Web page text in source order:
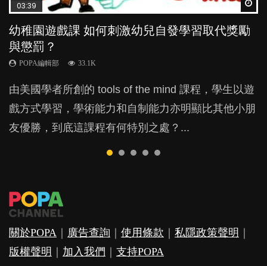
03:39
幼稚園遊戲課 如何刺激幼兒自發學習取代獎勵
與懲罰？
POPA編輯部 33.1K
由美國學者所創的 tools of the mind 課程，學生以遊
戲方式學習，學術能力和自制能力亦明顯比其他小朋
友優勝，到底這課程有何特別之處？...
04:59
幼兒playgroup真係玩耍中學習？研究指BB 15個
月大前上堂不見效果
POPA編輯部 47.1K
現今小朋友的起跑線，愈推愈前。雖然政府並無官方
的統計數字，但粗略估算，香港至少有六、七百家早
期教育中心，但孩子是否愈早上Playgroup愈好？...
04:06
全職好？在職好？｜全職媽媽與在職媽媽的壓
力與價值
POPA編輯部 25.8K
許多媽媽心底可能都有一刻掙扎過：究竟全職好，還
是在職好。雖說每個家庭都有自己的獨特狀況和考慮
因素，但原來全職和在職媽媽所養育的子女其實都各
03:02
老公患產後憂鬱症對BB的影響
POPA編輯部
鬱，影響日常生活，嚴重的甚至會有自殺，或傷害小
朋友的念頭。但為何爸爸患上產後抑鬱往往難以察
覺？...
04:18
凡事以BB為中心，就係好爸媽？｜別忽視父母
的身心虛耗
POPA編輯部 31.5K
父母日夜無間、身心俱疲地照顧BB，如何做到正向
教養？部份父母更會為了小朋友放棄自己的嗜好、減
少出席朋友聚會等等，你以為會換來美好的親子關
係，有助小朋友成長，但原來父母身心虛耗對孩子的
關於POPA ｜ 廣告查詢 ｜ 使用條款 ｜ 私隱政策聲明 ｜
版權聲明 ｜ 加入我們 ｜ 支持POPA